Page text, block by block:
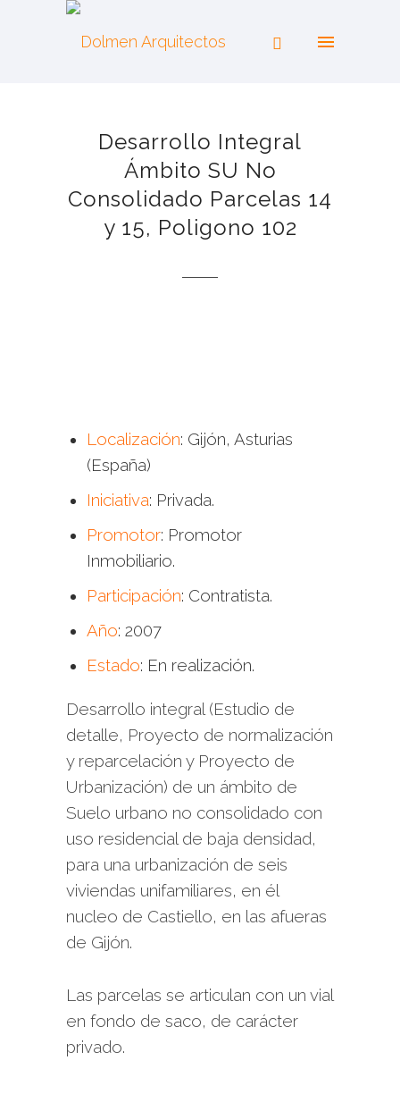
Desarrollo Integral
Ámbito SU No
Consolidado Parcelas 14
y 15, Poligono 102
Localización: Gijón, Asturias
(España)
Iniciativa: Privada.
Promotor: Promotor
Inmobiliario.
Participación: Contratista.
Año: 2007
Estado: En realización.
Desarrollo integral (Estudio de
detalle, Proyecto de normalización
y reparcelación y Proyecto de
Urbanización) de un ámbito de
Suelo urbano no consolidado con
uso residencial de baja densidad,
para una urbanización de seis
viviendas unifamiliares, en él
nucleo de Castiello, en las afueras
de Gijón.
Las parcelas se articulan con un vial
en fondo de saco, de carácter
privado.